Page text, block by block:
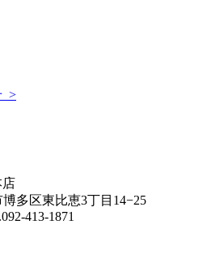
>
多区東比恵3丁目14−25
413-1871